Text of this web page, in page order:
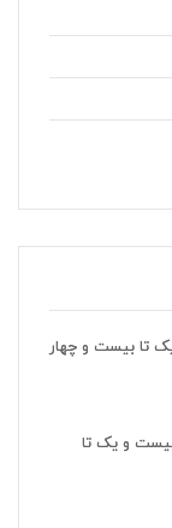
تا بیست و چهار
بیست و یک تا